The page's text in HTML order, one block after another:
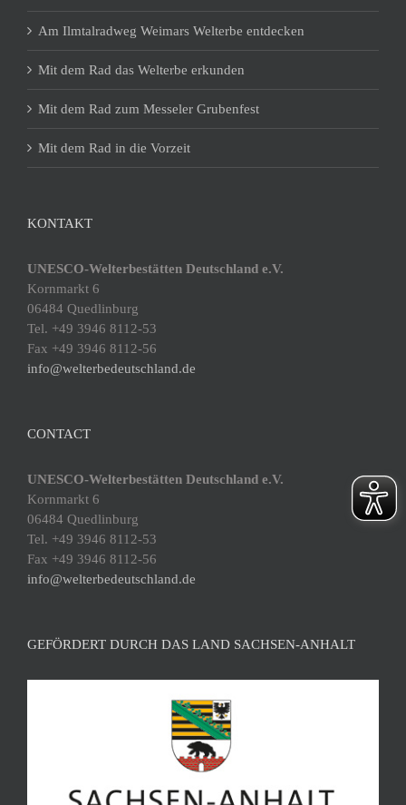
Am Ilmtalradweg Weimars Welterbe entdecken
Mit dem Rad das Welterbe erkunden
Mit dem Rad zum Messeler Grubenfest
Mit dem Rad in die Vorzeit
KONTAKT
UNESCO-Welterbestätten Deutschland e.V.
Kornmarkt 6
06484 Quedlinburg
Tel. +49 3946 8112-53
Fax +49 3946 8112-56
info@welterbedeutschland.de
CONTACT
UNESCO-Welterbestätten Deutschland e.V.
Kornmarkt 6
06484 Quedlinburg
Tel. +49 3946 8112-53
Fax +49 3946 8112-56
info@welterbedeutschland.de
GEFÖRDERT DURCH DAS LAND SACHSEN-ANHALT